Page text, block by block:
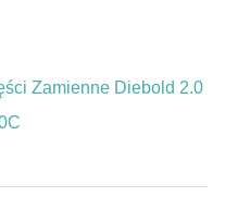
Zamienne Diebold 2.0